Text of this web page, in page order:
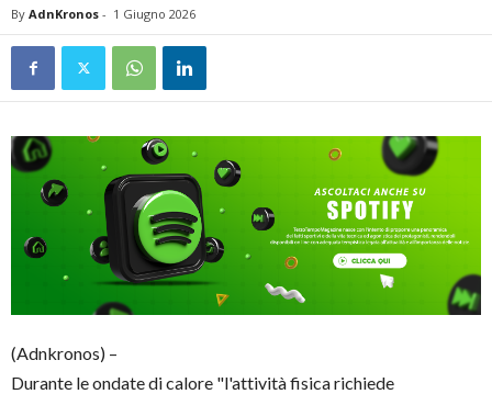
By AdnKronos - 1 Giugno 2026
(Adnkronos) –
Durante le ondate di calore "l'attività fisica richiede